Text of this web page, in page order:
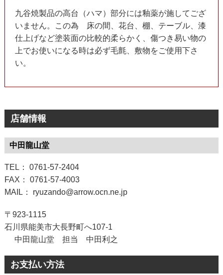
九谷焼製品の高台（ハマ）部分には釉薬が施してござ
いません。この為 床の間、花台、棚、テーブル、漆
仕上げなど塗装面の比較的柔らかく、傷つき易い物の
上でお使いになる時は必ず毛氈、敷物をご使用下さ
い。
店舗情報
中田龍山堂
TEL： 0761-57-2404
FAX： 0761-57-4003
MAIL： ryuzando@arrow.ocn.ne.jp
〒923-1115
石川県能美市大長野町へ107-1
中田龍山堂 担当 中田利之
お支払い方法